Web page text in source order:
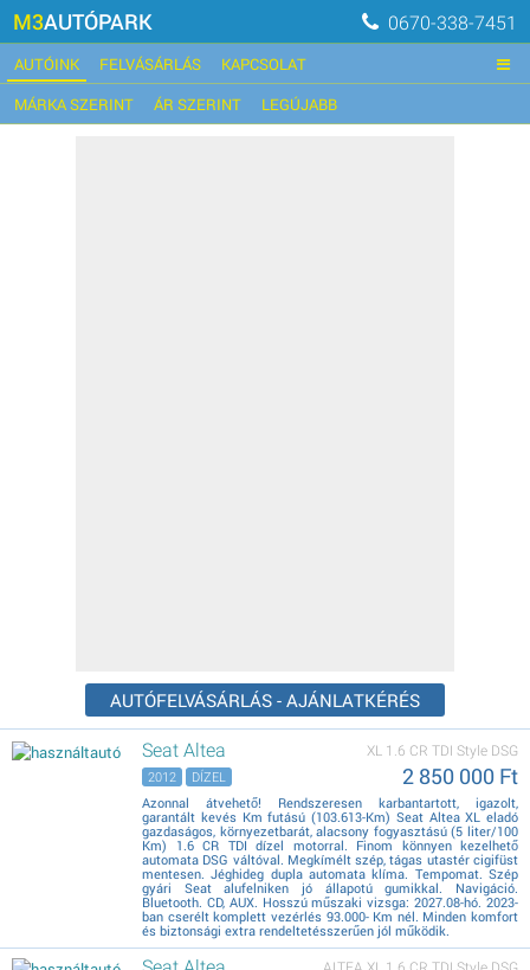
M3AUTÓPARK 0670-338-7451
AUTÓINK FELVÁSÁRLÁS
KAPCSOLAT
MÁRKA SZERINT
ÁR SZERINT LEGÚJABB
AUTÓFELVÁSÁRLÁS - AJÁNLATKÉRÉS
Seat Altea XL 1.6 CR TDI Style DSG
2 850 000 Ft
2012 DÍZEL
Azonnal átvehető! Rendszeresen karbantartott, igazolt,
garantált kevés Km futású (103.613-Km) Seat Altea XL eladó
gazdaságos, környezetbarát, alacsony fogyasztású (5 liter/100
Km) 1.6 CR TDI dízel motorral. Finom könnyen kezelhető
automata DSG váltóval. Megkímélt szép, tágas utastér cigifüst
mentesen. Jéghideg dupla automata klíma. Tempomat. Szép
gyári Seat alufelniken jó állapotú gumikkal. Navigáció.
Bluetooth. CD, AUX. Hosszú műszaki vizsga: 2027.08-hó. 2023-
ban cserélt komplett vezérlés 93.000- Km nél. Minden komfort
és biztonsági extra rendeltetésszerűen jól működik.